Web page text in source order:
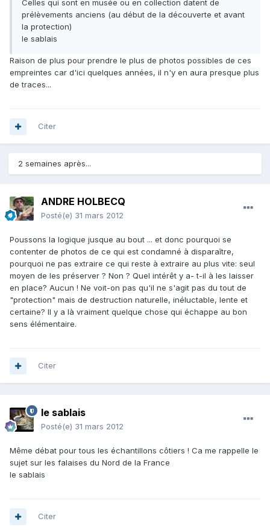
Celles qui sont en musée ou en collection datent de
prélèvements anciens (au début de la découverte et avant
la protection)
le sablais
Raison de plus pour prendre le plus de photos possibles de ces
empreintes car d'ici quelques années, il n'y en aura presque plus
de traces...
Citer
2 semaines après...
ANDRE HOLBECQ
Posté(e) 31 mars 2012
Poussons la logique jusque au bout ... et donc pourquoi se
contenter de photos de ce qui est condamné à disparaître,
pourquoi ne pas extraire ce qui reste à extraire au plus vite: seul
moyen de les préserver ? Non ? Quel intérêt y a- t-il à les laisser
en place? Aucun ! Ne voit-on pas qu'il ne s'agit pas du tout de
"protection" mais de destruction naturelle, inéluctable, lente et
certaine? Il y a là vraiment quelque chose qui échappe au bon
sens élémentaire.
Citer
le sablais
Posté(e) 31 mars 2012
Même débat pour tous les échantillons côtiers ! Ca me rappelle le
sujet sur les falaises du Nord de la France
le sablais
Citer